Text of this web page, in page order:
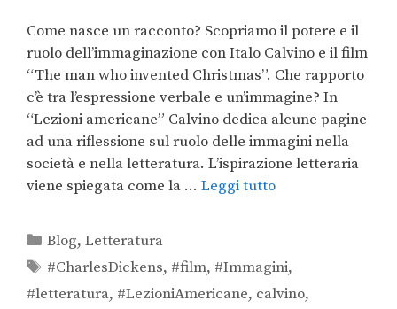
Come nasce un racconto? Scopriamo il potere e il
ruolo dell’immaginazione con Italo Calvino e il film
“The man who invented Christmas”. Che rapporto
c’è tra l’espressione verbale e un’immagine? In
“Lezioni americane” Calvino dedica alcune pagine
ad una riflessione sul ruolo delle immagini nella
società e nella letteratura. L’ispirazione letteraria
viene spiegata come la … Leggi tutto
Blog,Letteratura
#CharlesDickens, #film, #Immagini,
#letteratura, #LezioniAmericane, calvino,